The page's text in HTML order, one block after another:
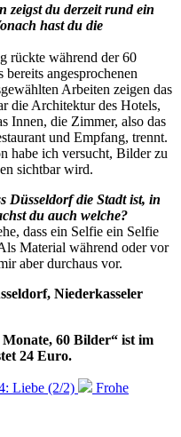
zeigst du derzeit rund ein
hast du die
rückte während der 60
angesprochenen
Arbeiten zeigen das
die Architektur des Hotels,
Innen, die Zimmer, also das
und Empfang, trennt.
habe ich versucht, Bilder zu
sichtbar wird.
Düsseldorf die Stadt ist, in
du auch welche?
dass ein Selfie ein Selfie
Material während oder vor
aber durchaus vor.
Niederkasseler
60 Bilder“ ist im
24 Euro.
Liebe (2/2)
Frohe